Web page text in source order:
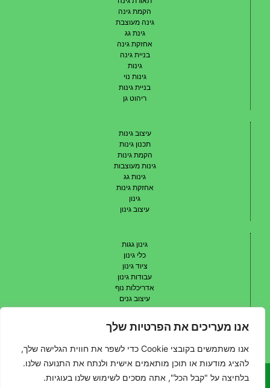
אנו מעריכים את הפרטיות שלך
אנו משתמשים בקובצי Cookie כדי לשפר את חווית הגלישה שלך,
להציג מודעות או תוכן מותאמים אישית ולנתח את התנועה שלנו.
בלחיצה על "קבל הכל", אתה מסכים לשימוש שלנו בעוגיות.
הקמת גינה
גינה מעוצבת
גינת גג
אחזקת גינה
בניית גינה
גינות
גינות נוי
בניית גינות
ריהוט גן
עיצוב גינות
תכנון גינות
הקמת גינות
גינות מעוצבות
גינות גג
אחזקת גינות
גינון
עיצוב גינון
גינון גגות
כלי גינון
ציוד גינון
עבודות גינון
אדריכלות נוף
עיצוב גנים
תכנון גנים
אדריכל נוף
האתר הינו אתר פרסומי המאגד בתוכו בעלי מקצוע מהתחום. אין בעלי האתר